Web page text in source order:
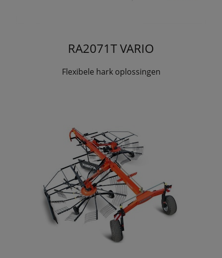
RA2071T VARIO
Flexibele hark oplossingen